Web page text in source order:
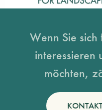
Wenn Sie sich
interessieren
möchten,